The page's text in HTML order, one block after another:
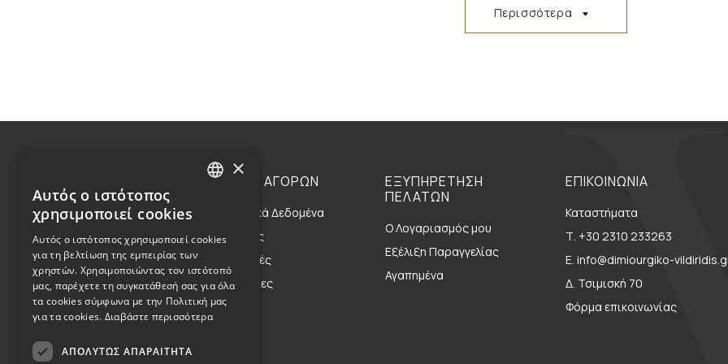
Περισσότερα
Η Οικογένεια
Η Φιλοσοφία μας
Η Κληρονομιά μας
ΟΔΗΓΙΕΣ ΑΓΟΡΩΝ
Προσωπικά Δεδομένα
Αποστολές
Επιστροφές
Παραγγελίες
ΕΞΥΠΗΡΕΤΗΣΗ
ΠΕΛΑΤΩΝ
Ο Λογαριασμός μου
Εξέλιξη Παραγγελίας
Αγαπημένα
ΕΠΙΚΟΙΝΩΝΙΑ
Καταστήματα
Τ. +30 2310 233263
E. info@dimiourgiko-
Δ. Τσιμισκή 70
Φόρμα επικοινωνίας
×
Αυτός ο ιστότοπος
χρησιμοποιεί cookies
Αυτός ο ιστότοπος χρησιμοποιεί cookies
για τη βελτίωση της εμπειρίας των
χρηστών. Χρησιμοποιώντας τον ιστότοπό
μας, παρέχετε τη συγκατάθεσή σας για όλα
τα cookies σύμφωνα με την Πολιτική μας
για τα cookies. Διαβάστε περισσότερα
ΑΠΟΛΎΤΩΣ ΑΠΑΡΑΊΤΗΤΑ